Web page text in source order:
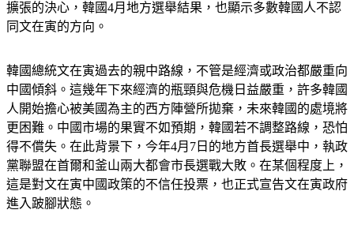
4月16日美日華府高峰會，以凸顯美日聯盟共同應對中國政經
擴張的決心，韓國4月地方選舉結果，也顯示多數韓國人不認
韓國總統文在寅過去的親中路線，不管是經濟或政治都嚴重向
中國傾斜。這幾年下來經濟的瓶頸與危機日益嚴重，許多韓國
人開始擔心被美國為主的西方陣營所拋棄，未來韓國的處境將
更困難。中國市場的果實不如預期，韓國若不調整路線，恐怕
得不償失。在此背景下，今年4月7日的地方首長選舉中，執政
黨聯盟在首爾和釜山兩大都會市長選戰大敗。在某個程度上，
這是對文在寅中國政策的不信任投票，也正式宣告文在寅政府